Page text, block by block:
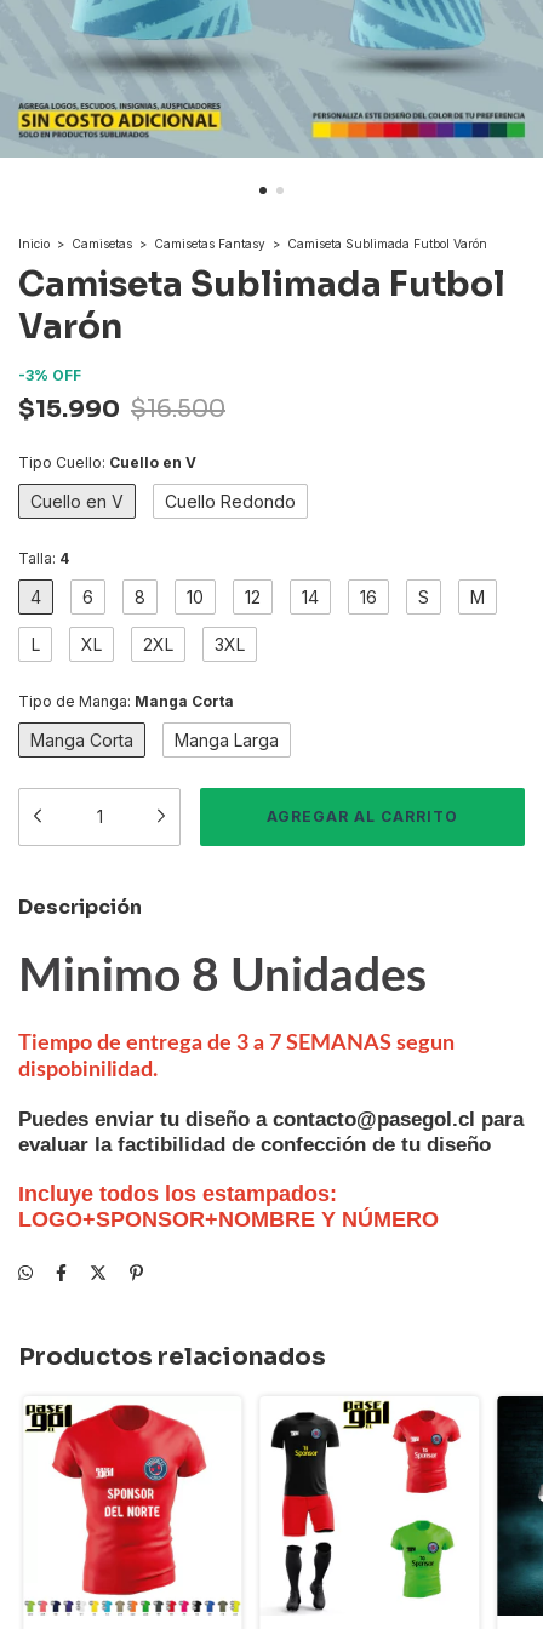
Inicio > Camisetas > Camisetas Fantasy > Camiseta Sublimada Futbol Varón
Camiseta Sublimada Futbol
Varón
-3% OFF
$15.990 $16.500
Tipo Cuello: Cuello en V
Cuello en V Cuello Redondo
Talla: 4
4 6 8 10 12 14 16 S M
L XL 2XL 3XL
Tipo de Manga: Manga Corta
Manga Corta Manga Larga
Descripción
Minimo 8 Unidades
Tiempo de entrega de 3 a 7 SEMANAS segun
dispobinilidad.
Puedes enviar tu diseño a contacto@pasegol.cl para
evaluar la factibilidad de confección de tu diseño
Incluye todos los estampados:
LOGO+SPONSOR+NOMBRE Y NÚMERO
Productos relacionados